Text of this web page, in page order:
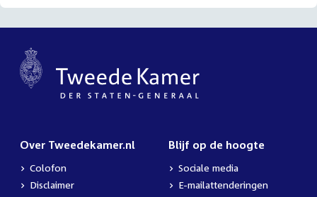
Over Tweedekamer.nl
Colofon
Disclaimer
Blijf op de hoogte
Sociale media
E-mailattenderingen